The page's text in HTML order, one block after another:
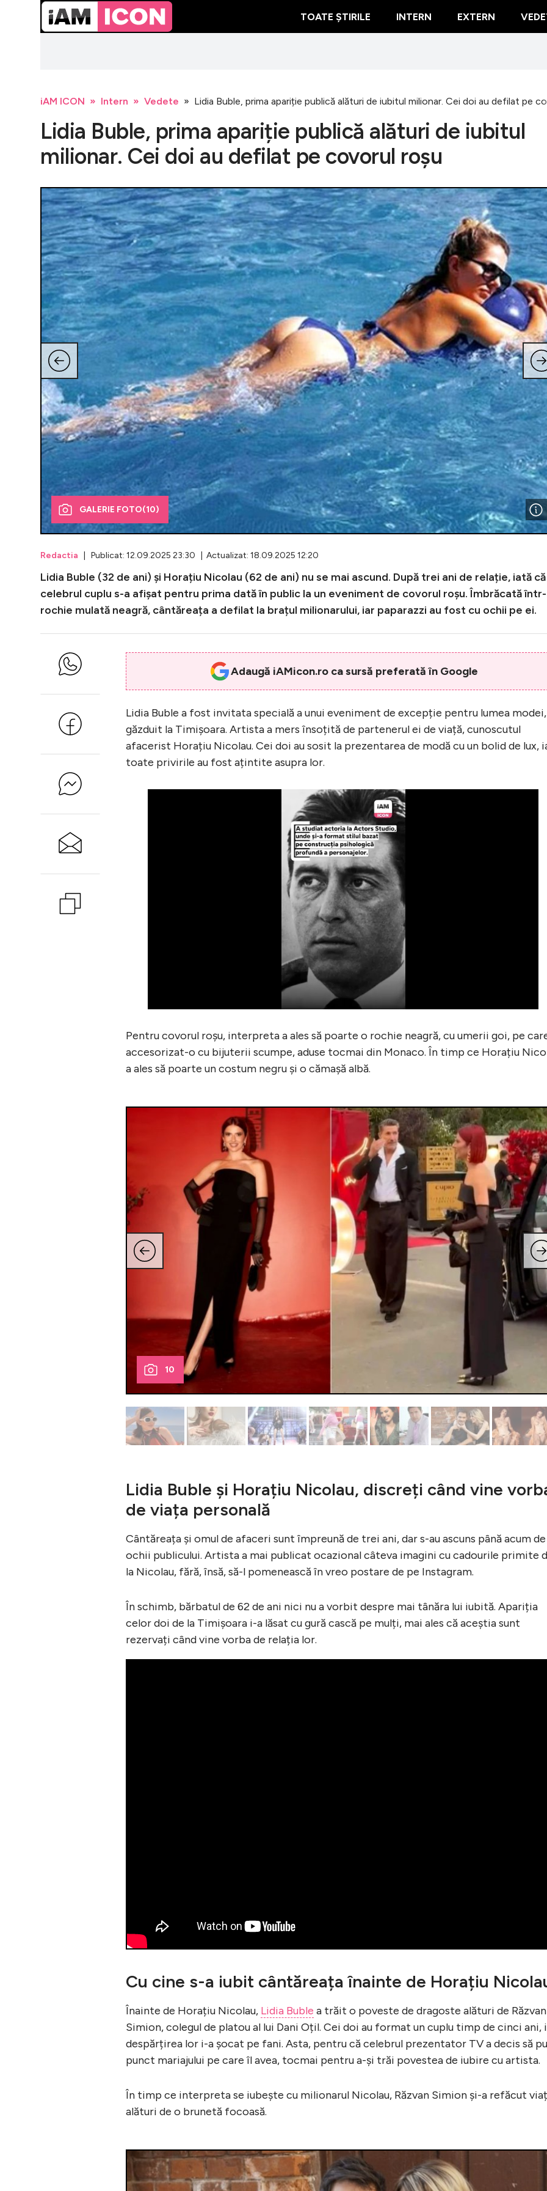
TOATE ȘTIRILE INTERN EXTERN
iAM ICON Intern Vedete Lidia Buble, prima apariție publică alături de iubitul milionar. Cei doi au defilat pe
Lidia Buble, prima apariție publică alături de iubitul
milionar. Cei doi au defilat pe covorul roșu
GALERIE FOTO(10)
Redactia | Publicat: 12.09.2025 23:30 | Actualizat: 18.09.2025 12:20
Lidia Buble (32 de ani) și Horațiu Nicolau (62 de ani) nu se mai ascund. După trei ani de relație, iată că
celebrul cuplu s-a afișat pentru prima dată în public la un eveniment de covorul roșu. Îmbrăcată
rochie mulată neagră, cântăreața a defilat la brațul milionarului, iar paparazzi au fost cu ochii pe ei.
Adaugă iAMicon.ro ca sursă preferată în Google
Lidia Buble a fost invitata specială a unui eveniment de excepție pentru lumea modei,
găzduit la Timișoara. Artista a mers însoțită de partenerul ei de viață, cunoscutul
afacerist Horațiu Nicolau. Cei doi au sosit la prezentarea de modă cu un bolid de lux,
toate privirile au fost ațintite asupra lor.
Pentru covorul roșu, interpreta a ales să poarte o rochie neagră, cu umerii goi, pe
accesorizat-o cu bijuterii scumpe, aduse tocmai din Monaco. În timp ce Horațiu
a ales să poarte un costum negru și o cămașă albă.
10
Lidia Buble și Horațiu Nicolau, discreți când vine
de viața personală
Cântăreața și omul de afaceri sunt împreună de trei ani, dar s-au ascuns până acum de
ochii publicului. Artista a mai publicat ocazional câteva imagini cu cadourile primite
la Nicolau, fără, însă, să-l pomenească în vreo postare de pe Instagram.
În schimb, bărbatul de 62 de ani nici nu a vorbit despre mai tânăra lui iubită. Apariția
celor doi de la Timișoara i-a lăsat cu gură cască pe mulți, mai ales că aceștia sunt
rezervați când vine vorba de relația lor.
Cu cine s-a iubit cântăreața înainte de Horațiu
Înainte de Horațiu Nicolau, Lidia Buble a trăit o poveste de dragoste alături de Răzvan
Simion, colegul de platou al lui Dani Oțil. Cei doi au format un cuplu timp de cinci ani,
despărțirea lor i-a șocat pe fani. Asta, pentru că celebrul prezentator TV a decis să
punct mariajului pe care îl avea, tocmai pentru a-și trăi povestea de iubire cu artista.
În timp ce interpreta se iubește cu milionarul Nicolau, Răzvan Simion și-a refăcut
alături de o brunetă focoasă.